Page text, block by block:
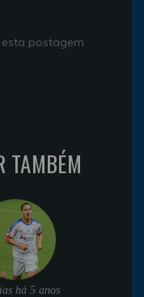
postagem
TAMBÉM
há 5 anos